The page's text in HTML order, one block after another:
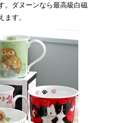
。ダヌーンなら最高級白磁
ます。